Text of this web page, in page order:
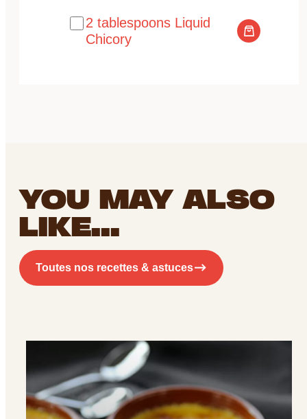
2 tablespoons Liquid
Chicory
YOU MAY ALSO
LIKE...
Toutes nos recettes & astuces